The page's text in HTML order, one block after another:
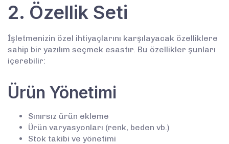
2. Özellik Seti
İşletmenizin özel ihtiyaçlarını karşılayacak özelliklere
sahip bir yazılım seçmek esastır. Bu özellikler şunları
içerebilir:
Ürün Yönetimi
Sınırsız ürün ekleme
Ürün varyasyonları (renk, beden vb.)
Stok takibi ve yönetimi